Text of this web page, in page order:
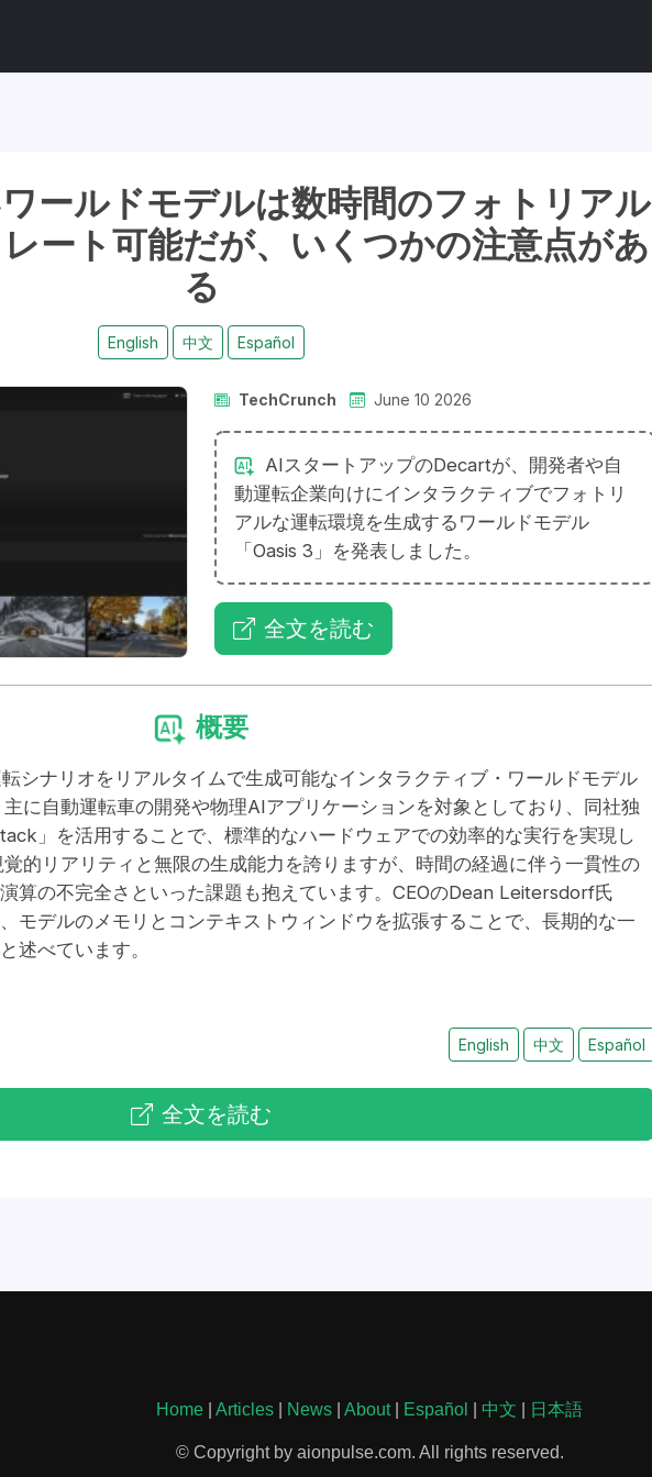
ールドモデルは数時間のフォトリアル
ート可能だが、いくつかの注意点があ
る
English 中文 Español
TechCrunch June 10 2026
AIスタートアップのDecartが、開発者や自
動運転企業向けにインタラクティブでフォトリ
アルな運転環境を生成するワールドモデル
「Oasis 3」を発表しました。
全文を読む
概要
シナリオをリアルタイムで生成可能なインタラクティブ・ワールドモデル
主に自動運転車の開発や物理AIアプリケーションを対象としており、同社独
」を活用することで、標準的なハードウェアでの効率的な実行を実現し
的リアリティと無限の生成能力を誇りますが、時間の経過に伴う一貫性の
算の不完全さといった課題も抱えています。CEOのDean Leitersdorf氏
モデルのメモリとコンテキストウィンドウを拡張することで、長期的な一
述べています。
English 中文 Español
全文を読む
Home Articles News About| Español 中文 日本語
© Copyright by aionpulse.com. All rights reserved.